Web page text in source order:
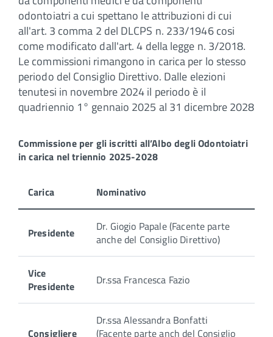
odontoiatri a cui spettano le attribuzioni di cui
all'art. 3 comma 2 del DLCPS n. 233/1946 cosi
come modificato dall'art. 4 della legge n. 3/2018.
Le commissioni rimangono in carica per lo stesso
periodo del Consiglio Direttivo. Dalle elezioni
tenutesi in novembre 2024 il periodo è il
quadriennio 1° gennaio 2025 al 31 dicembre 2028
Commissione per gli iscritti all’Albo degli Odontoiatri
in carica nel triennio 2025-2028
Carica Nominativo
Presidente
Dr. Giogio Papale (Facente parte
anche del Consiglio Direttivo)
Vice
Presidente
Dr.ssa Francesca Fazio
Consigliere
Dr.ssa Alessandra Bonfatti
(Facente parte anch del Consiglio